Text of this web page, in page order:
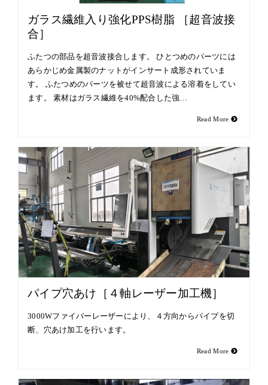
ガラス繊維入り強化PPS樹脂 ［超音波接
合］
ふたつの部品を超音波接合します。 ひとつめのパーツには
あらかじめ金属製のナットがインサート成形されていま
す。 ふたつめのパーツを被せて超音波による溶着をしてい
ます。 素材はガラス繊維を40%配合した強…
Read More
パイプ穴あけ［４軸レーザー加工機］
3000Wファイバーレーザーにより、４方向からパイプを切
断、穴あけ加工を行います。
Read More